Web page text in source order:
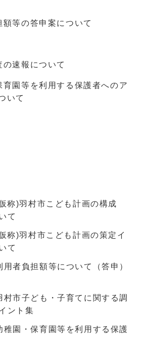
額等の答申案について
の速報について
育園等を利用する保護者へのア
いて
称)羽村市こども計画の構成
て
称)羽村市こども計画の策定イ
て
用者負担額等について（答申）
村市子ども・子育てに関する調
ント集
稚園・保育園等を利用する保護